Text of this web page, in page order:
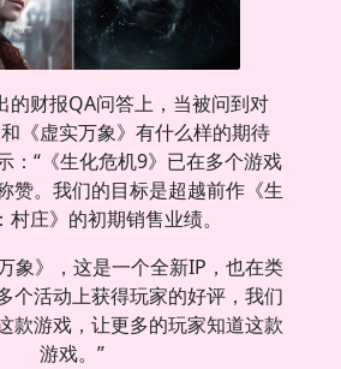
的财报QA问答上，当被问到对
和《虚实万象》有什么样的期待
：“《生化危机9》已在多个游戏
赞。我们的目标是超越前作《生
村庄》的初期销售业绩。
象》，这是一个全新IP，也在类
个活动上获得玩家的好评，我们
款游戏，让更多的玩家知道这款
游戏。”